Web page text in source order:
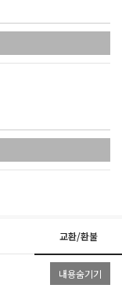
교환/환불
내용숨기기